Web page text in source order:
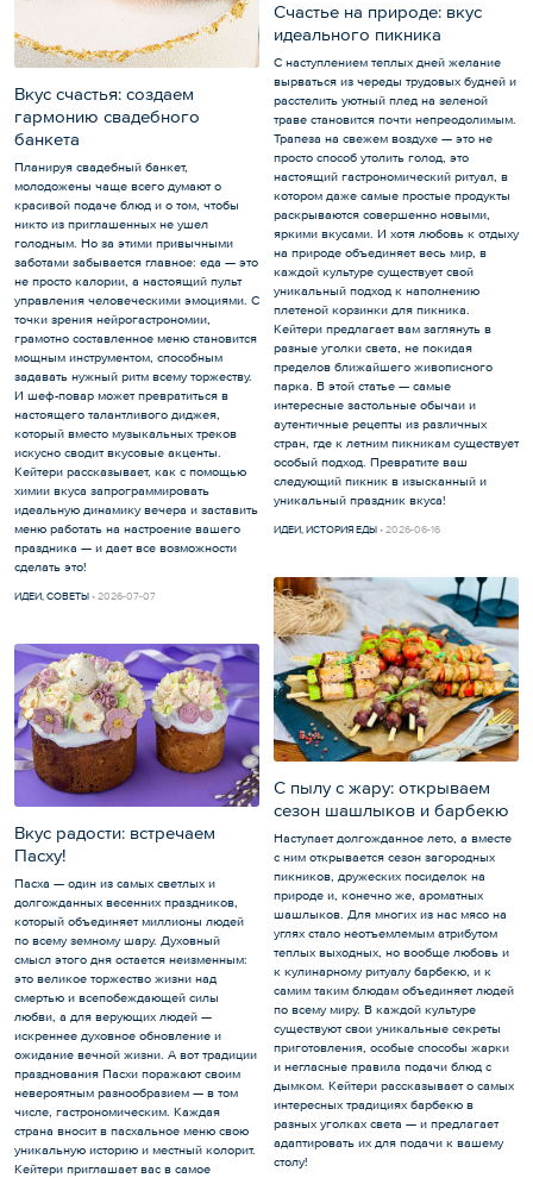
Вкус счастья: создаем
гармонию свадебного
банкета
Планируя свадебный банкет,
молодожены чаще всего думают о
красивой подаче блюд и о том, чтобы
никто из приглашенных не ушел
голодным. Но за этими привычными
заботами забывается главное: еда — это
не просто калории, а настоящий пульт
управления человеческими эмоциями. С
точки зрения нейрогастрономии,
грамотно составленное меню становится
мощным инструментом, способным
задавать нужный ритм всему торжеству.
И шеф-повар может превратиться в
настоящего талантливого диджея,
который вместо музыкальных треков
искусно сводит вкусовые акценты.
Кейтери рассказывает, как с помощью
химии вкуса запрограммировать
идеальную динамику вечера и заставить
меню работать на настроение вашего
праздника — и дает все возможности
сделать это!
ИДЕИ, СОВЕТЫ 2026-07-07
Счастье на природе: вкус
идеального пикника
С наступлением теплых дней желание
вырваться из череды трудовых будней и
расстелить уютный плед на зеленой
траве становится почти непреодолимым.
Трапеза на свежем воздухе — это не
просто способ утолить голод, это
настоящий гастрономический ритуал, в
котором даже самые простые продукты
раскрываются совершенно новыми,
яркими вкусами. И хотя любовь к отдыху
на природе объединяет весь мир, в
каждой культуре существует свой
уникальный подход к наполнению
плетеной корзинки для пикника.
Кейтери предлагает вам заглянуть в
разные уголки света, не покидая
пределов ближайшего живописного
парка. В этой статье — самые
интересные застольные обычаи и
аутентичные рецепты из различных
стран, где к летним пикникам существует
особый подход. Превратите ваш
следующий пикник в изысканный и
уникальный праздник вкуса!
ИДЕИ, ИСТОРИЯ ЕДЫ 2026-06-16
С пылу с жару: открываем
сезон шашлыков и барбекю
Наступает долгожданное лето, а вместе
с ним открывается сезон загородных
пикников, дружеских посиделок на
природе и, конечно же, ароматных
шашлыков. Для многих из нас мясо на
углях стало неотъемлемым атрибутом
теплых выходных, но вообще любовь и
к кулинарному ритуалу барбекю, и к
самим таким блюдам объединяет людей
по всему миру. В каждой культуре
существуют свои уникальные секреты
приготовления, особые способы жарки
и негласные правила подачи блюд с
дымком. Кейтери рассказывает о самых
интересных традициях барбекю в
разных уголках света — и предлагает
адаптировать их для подачи к вашему
столу!
Вкус радости: встречаем
Пасху!
Пасха — один из самых светлых и
долгожданных весенних праздников,
который объединяет миллионы людей
по всему земному шару. Духовный
смысл этого дня остается неизменным:
это великое торжество жизни над
смертью и всепобеждающей силы
любви, а для верующих людей —
искреннее духовное обновление и
ожидание вечной жизни. А вот традиции
празднования Пасхи поражают своим
невероятным разнообразием — в том
числе, гастрономическим. Каждая
страна вносит в пасхальное меню свою
уникальную историю и местный колорит.
Кейтери приглашает вас в самое